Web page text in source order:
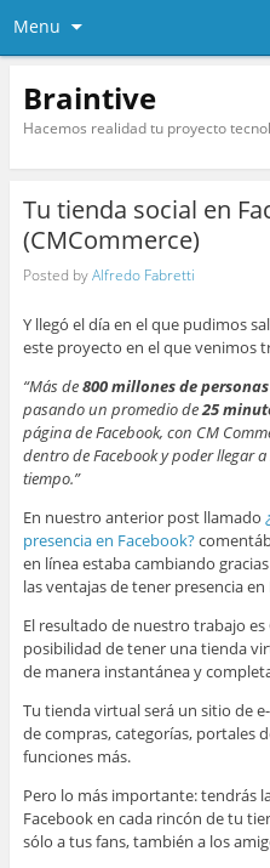
Menu
Braintive
Hacemos realidad tu proyecto
Tu tienda social en
(CMCommerce)
Posted byAlfredo Fabretti
Y llegó el día en el que pudimos
este proyecto en el que venimos
“Más de800 millones de
pasando un promedio de25
página de Facebook, con CM
dentro de Facebook y poder llegar
tiempo.”
En nuestro anterior post llamado
presencia en Facebook?
en línea estaba cambiando
las ventajas de tener presencia
El resultado de nuestro trabajo es
posibilidad de tener una tienda
de manera instantánea y
Tu tienda virtual será un sitio de
de compras, categorías, portales
funciones más.
Pero lo más importante: tendrás
Facebook en cada rincón de tu
sólo a tus fans, también a los